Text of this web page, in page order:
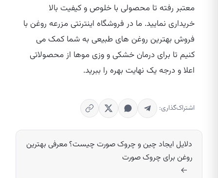
معتبر رفته تا محصولی با خلوص و کیفیت بالا
خریداری نمایید. ما در فروشگاه اینترنتی مزرعه روغن با
فروش بهترین روغن‌ های طبیعی به شما کمک می‌
کنیم تا برای درمان خشکی و وزی موها از محصولاتی
اعلا و درجه یک نهایت بهره را ببرید.
اشتراک‌گذاری:
دلایل ایجاد چین و چروک صورت چیست؟ معرفی بهترین
روغن برای چروک صورت
→